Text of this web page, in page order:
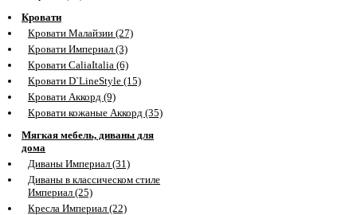
Кровати
Кровати Малайзии (27)
Кровати Империал (3)
Кровати CaliaItalia (6)
Кровати D`LineStyle (15)
Кровати Аккорд (9)
Кровати кожаные Аккорд (35)
Мягкая мебель, диваны для
дома
Диваны Империал (31)
Диваны в классическом стиле
Империал (25)
Кресла Империал (22)